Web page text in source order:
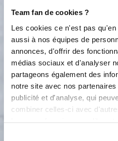
Team fan de cookies ?
Les cookies ce n'est pas
aussi à nos équipes de
annonces, d'offrir des
médias sociaux et d'analyser
partageons également des
notre site avec nos
publicité et d'analyse, qui
combiner celles-ci avec
récipient
marie. Dans
fouettez les
miel ;
poudres ;
crème et le
incorporez
noisettes
dans le